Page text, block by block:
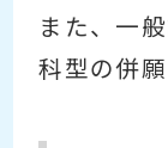
また、一
科型の併願